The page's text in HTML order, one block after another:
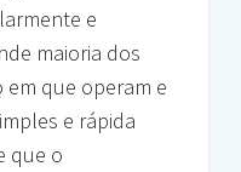
e
maioria dos
que operam e
e rápida
que o